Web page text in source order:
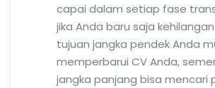
capai dalam setiap fase
jika Anda baru saja
tujuan jangka pendek Anda
memperbarui CV Anda,
jangka panjang bisa mencari